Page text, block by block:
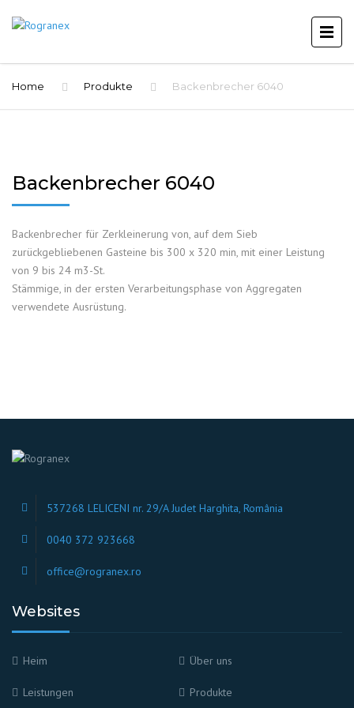
Home Produkte Backenbrecher 6040
Backenbrecher 6040
Backenbrecher für Zerkleinerung von, auf dem Sieb
zurückgebliebenen Gasteine bis 300 x 320 min, mit einer Leistung
von 9 bis 24 m3-St.
Stämmige, in der ersten Verarbeitungsphase von Aggregaten
verwendete Ausrüstung.
537268 LELICENI nr. 29/A Judet Harghita, România
0040 372 923668
office@rogranex.ro
Websites
Heim Über uns
Leistungen Produkte